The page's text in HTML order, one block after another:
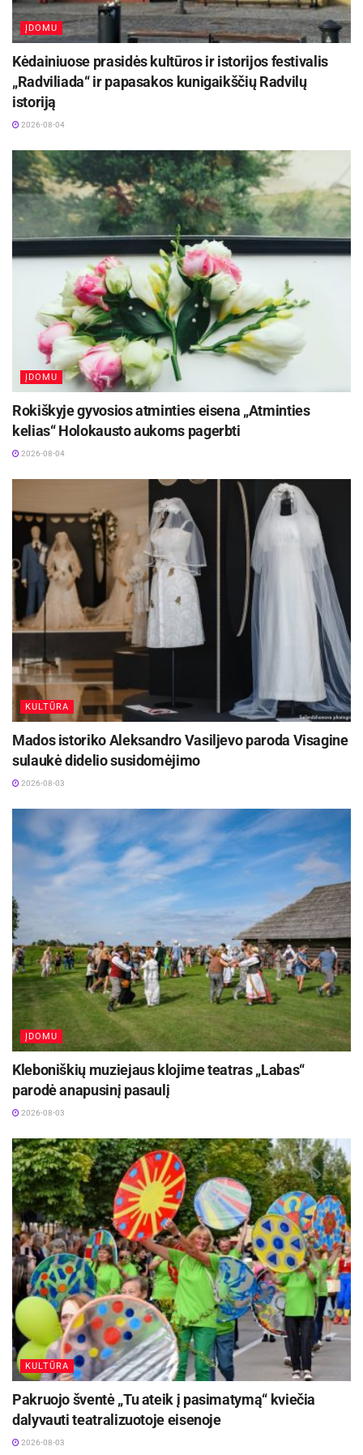
ĮDOMU
Kėdainiuose prasidės kultūros ir istorijos festivalis
„Radviliada“ ir papasakos kunigaikščių Radvilų
istoriją
2026-08-04
ĮDOMU
Rokiškyje gyvosios atminties eisena „Atminties
kelias“ Holokausto aukoms pagerbti
2026-08-04
KULTŪRA
Mados istoriko Aleksandro Vasiljevo paroda Visagine
sulaukė didelio susidomėjimo
2026-08-03
ĮDOMU
Kleboniškių muziejaus klojime teatras „Labas“
parodė anapusinį pasaulį
2026-08-03
KULTŪRA
Pakruojo šventė „Tu ateik į pasimatymą“ kviečia
dalyvauti teatralizuotoje eisenoje
2026-08-03